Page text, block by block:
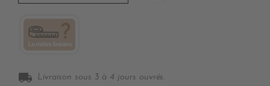
local_shipping Livraison sous 3 à 4 jours ouvrés.